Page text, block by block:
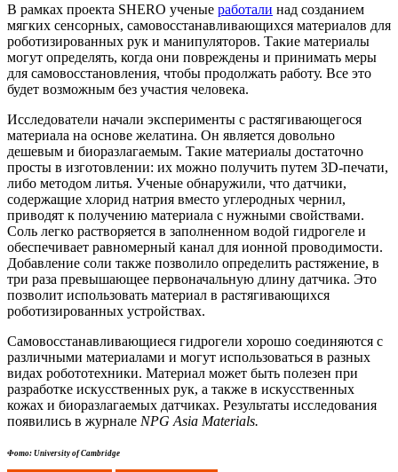
В рамках проекта SHERO ученые работали над созданием
мягких сенсорных, самовосстанавливающихся материалов для
роботизированных рук и манипуляторов. Такие материалы
могут определять, когда они повреждены и принимать меры
для самовосстановления, чтобы продолжать работу. Все это
будет возможным без участия человека.
Исследователи начали эксперименты с растягивающегося
материала на основе желатина. Он является довольно
дешевым и биоразлагаемым. Такие материалы достаточно
просты в изготовлении: их можно получить путем 3D-печати,
либо методом литья. Ученые обнаружили, что датчики,
содержащие хлорид натрия вместо углеродных чернил,
приводят к получению материала с нужными свойствами.
Соль легко растворяется в заполненном водой гидрогеле и
обеспечивает равномерный канал для ионной проводимости.
Добавление соли также позволило определить растяжение, в
три раза превышающее первоначальную длину датчика. Это
позволит использовать материал в растягивающихся
роботизированных устройствах.
Самовосстанавливающиеся гидрогели хорошо соединяются с
различными материалами и могут использоваться в разных
видах робототехники. Материал может быть полезен при
разработке искусственных рук, а также в искусственных
кожах и биоразлагаемых датчиках. Результаты исследования
появились в журнале NPG Asia Materials.
Фото: University of Cambridge